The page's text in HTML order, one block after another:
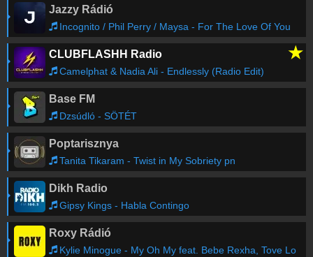
Jazzy Rádió
Incognito / Phil Perry / Maysa - For The Love Of You
CLUBFLASHH Radio ★
Camelphat & Nadia Ali - Endlessly (Radio Edit)
Base FM
Dzsúdló - SÖTÉT
Poptarisznya
Tanita Tikaram - Twist in My Sobriety pn
Dikh Radio
Gipsy Kings - Habla Contingo
Roxy Rádió
Kylie Minogue - My Oh My feat. Bebe Rexha, Tove Lo